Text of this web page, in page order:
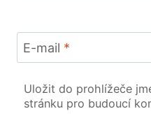
E-mail *
Uložit do prohlížeče
stránku pro budoucí